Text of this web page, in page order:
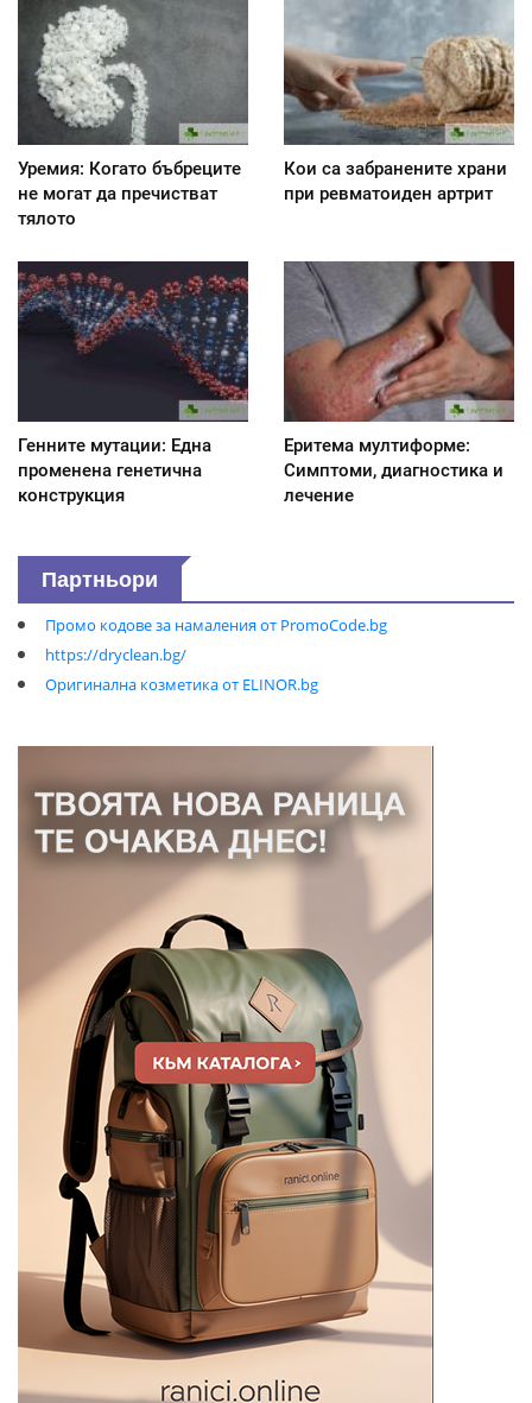
Уремия: Когато бъбреците
не могат да пречистват
тялото
Кои са забранените храни
при ревматоиден артрит
Генните мутации: Една
променена генетична
конструкция
Еритема мултиформе:
Симптоми, диагностика и
лечение
Партньори
Промо кодове за намаления от PromoCode.bg
https://dryclean.bg/
Оригинална козметика от ELINOR.bg